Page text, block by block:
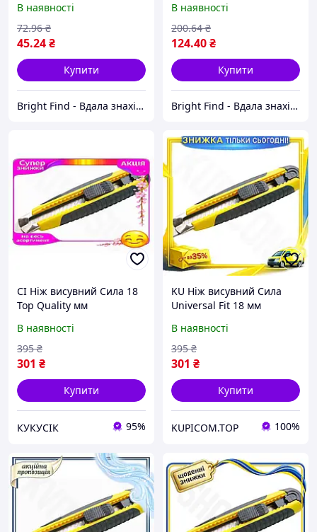
лезом 18 мм (400220)
В наявності
45.24₴
72.96 ₴
Купити
Bright Find - Вдала знахідка
гумовою вставкою
(400230)
В наявності
124.40₴
200.64 ₴
Купити
Bright Find - Вдала знахідка
CI Ніж висувний Сила 18
Top Quality мм
для розрізання паперу та
картону з автоз CI2-888
В наявності
301 ₴
395 ₴
Купити
КУКУСІК 95%
KU Ніж висувний Сила
Universal Fit 18 мм
для розрізання паперу та
картону з авт Uni2L_K
В наявності
301 ₴
395 ₴
Купити
KUPICOM.TOP 100%